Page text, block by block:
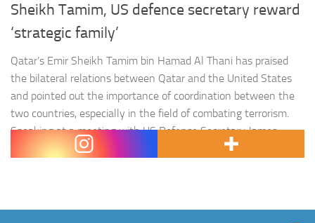
Sheikh Tamim, US defence secretary reward
‘strategic family’
Qatar’s Emir Sheikh Tamim bin Hamad Al Thani has praised
the bilateral relations between Qatar and the United States
and pointed out the importance of coordination between the
two countries, especially in the field of combating terrorism.
Speaking at a meeting with US Defense Secretary James
Matiss on Monday, the Emir hailed the strength of…